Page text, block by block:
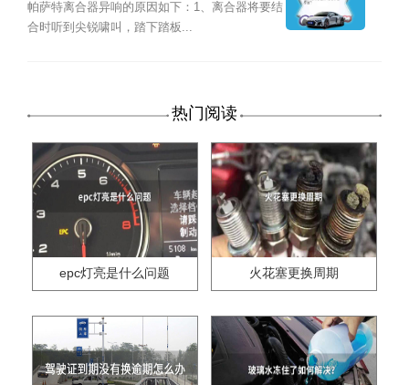
帕萨特离合器异响的原因如下：1、离合器将要结
合时听到尖锐啸叫，踏下踏板...
热门阅读
epc灯亮是什么问题 火花塞更换周期